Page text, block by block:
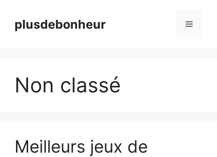
contenuplusdebonheur Menu
Non classé
Meilleurs jeux de